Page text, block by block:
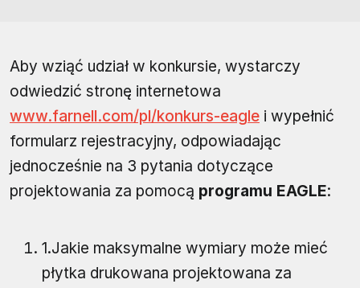
Aby wziąć udział w konkursie, wystarczy
odwiedzić stronę internetowa
www.farnell.com/pl/konkurs-eagle i wypełnić
formularz rejestracyjny, odpowiadając
jednocześnie na 3 pytania dotyczące
projektowania za pomocą programu EAGLE:
1.Jakie maksymalne wymiary może mieć
płytka drukowana projektowana za